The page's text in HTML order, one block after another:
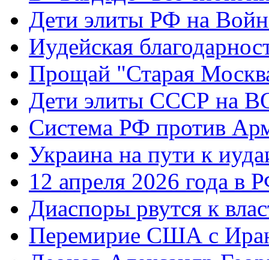
Дети элиты РФ на
Иудейская
Прощай "Старая
Дети элиты СССР на
Система РФ против
Украина на пути к
12 апреля 2026 года в
Диаспоры рвутся к
Перемирие США с